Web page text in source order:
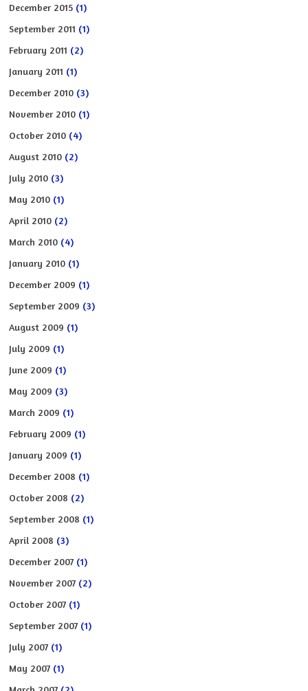
December 2015 (1)
September 2011 (1)
February 2011 (2)
January 2011 (1)
December 2010 (3)
November 2010 (1)
October 2010 (4)
August 2010 (2)
July 2010 (3)
May 2010 (1)
April 2010 (2)
March 2010 (4)
January 2010 (1)
December 2009 (1)
September 2009 (3)
August 2009 (1)
July 2009 (1)
June 2009 (1)
May 2009 (3)
March 2009 (1)
February 2009 (1)
January 2009 (1)
December 2008 (1)
October 2008 (2)
September 2008 (1)
April 2008 (3)
December 2007 (1)
November 2007 (2)
October 2007 (1)
September 2007 (1)
July 2007 (1)
May 2007 (1)